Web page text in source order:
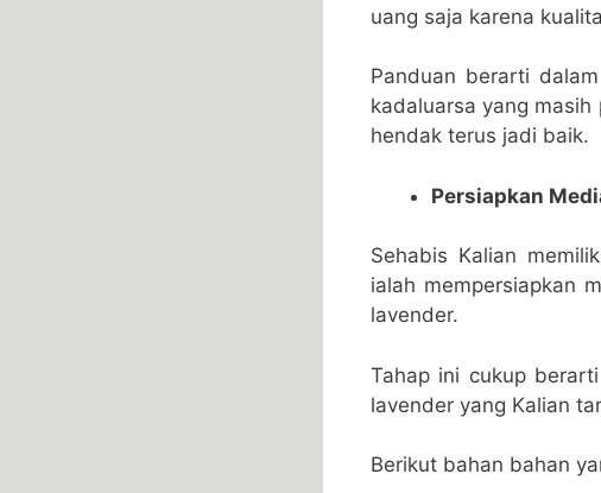
uang saja karena
Panduan berarti
kadaluarsa yang
hendak terus jadi baik.
Persiapkan
Sehabis Kalian
ialah mempersiapkan
lavender.
Tahap ini cukup
lavender yang Kalian
Berikut bahan bahan